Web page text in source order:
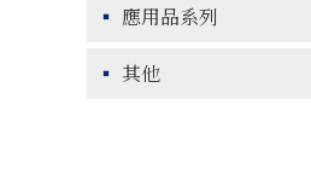
應用品系列
其他